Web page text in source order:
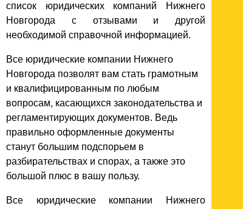
список юридических компаний Нижнего
Новгорода с отзывами и другой
необходимой справочной информацией.
Все юридические компании Нижнего
Новгорода позволят вам стать грамотным
и квалифицированным по любым
вопросам, касающихся законодательства и
регламентирующих документов. Ведь
правильно оформленные документы
станут большим подспорьем в
разбирательствах и спорах, а также это
большой плюс в вашу пользу.
Все юридические компании Нижнего